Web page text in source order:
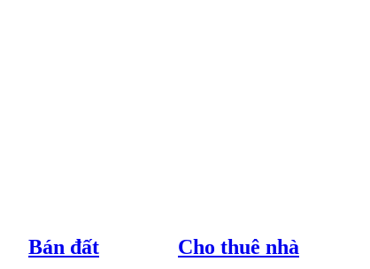
Bán đất Cho thuê nhà